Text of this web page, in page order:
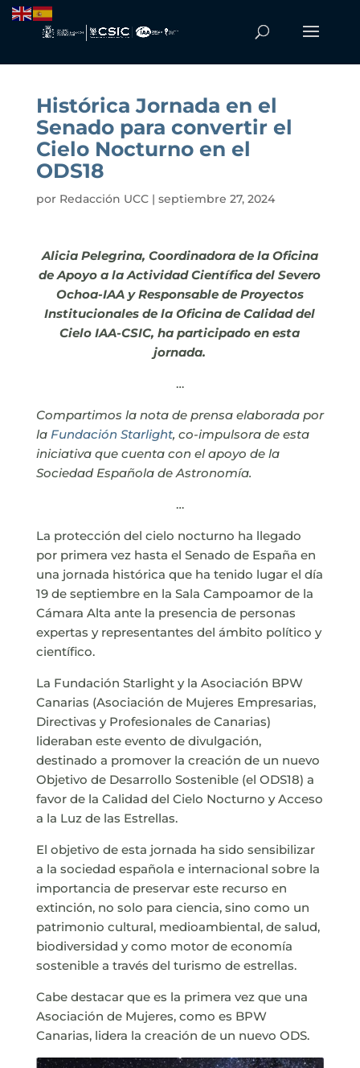
Histórica Jornada en el
Senado para convertir el
Cielo Nocturno en el
ODS18
por Redacción UCC| septiembre 27, 2024
Alicia Pelegrina, Coordinadora de la Oficina
de Apoyo a la Actividad Científica del Severo
Ochoa-IAA y Responsable de Proyectos
Institucionales de la Oficina de Calidad del
Cielo IAA-CSIC, ha participado en esta
jornada.
…
Compartimos la nota de prensa elaborada por
la Fundación Starlight, co-impulsora de esta
iniciativa que cuenta con el apoyo de la
Sociedad Española de Astronomía.
…
La protección del cielo nocturno ha llegado
por primera vez hasta el Senado de España en
una jornada histórica que ha tenido lugar el día
19 de septiembre en la Sala Campoamor de la
Cámara Alta ante la presencia de personas
expertas y representantes del ámbito político y
científico.
La Fundación Starlight y la Asociación BPW
Canarias (Asociación de Mujeres Empresarias,
Directivas y Profesionales de Canarias)
lideraban este evento de divulgación,
destinado a promover la creación de un nuevo
Objetivo de Desarrollo Sostenible (el ODS18) a
favor de la Calidad del Cielo Nocturno y Acceso
a la Luz de las Estrellas.
El objetivo de esta jornada ha sido sensibilizar
a la sociedad española e internacional sobre la
importancia de preservar este recurso en
extinción, no solo para ciencia, sino como un
patrimonio cultural, medioambiental, de salud,
biodiversidad y como motor de economía
sostenible a través del turismo de estrellas.
Cabe destacar que es la primera vez que una
Asociación de Mujeres, como es BPW
Canarias, lidera la creación de un nuevo ODS.